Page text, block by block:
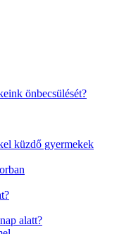
önbecsülését?
küzdő gyermekek
alatt?